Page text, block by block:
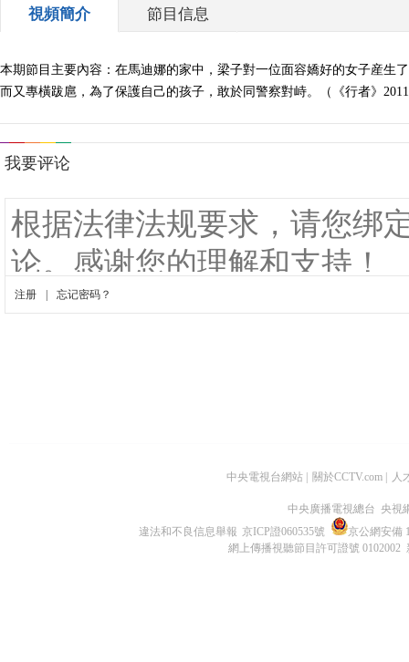
視頻簡介 節目信息
本期節目主要內容：在馬迪娜的家中，梁子對一位面容嬌好的女子産生
而又專橫跋扈，為了保護自己的孩子，敢於同警察對峙。（《行者》
中央電視台網站 關於CCTV.com 人
中央廣播電視總台 央視
違法和不良信息舉報 京ICP證060535號
京公網安備
網上傳播視聽節目許可證號 0102002